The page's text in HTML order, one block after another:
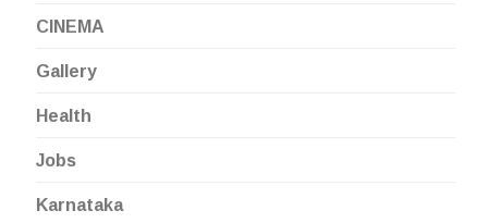
CINEMA
Gallery
Health
Jobs
Karnataka